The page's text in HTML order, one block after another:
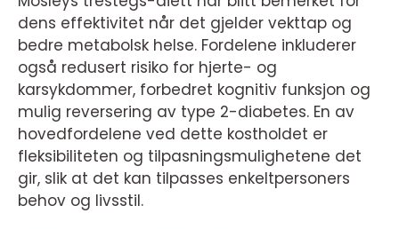
dens effektivitet når det gjelder vekttap og
bedre metabolsk helse. Fordelene inkluderer
også redusert risiko for hjerte- og
karsykdommer, forbedret kognitiv funksjon og
mulig reversering av type 2-diabetes. En av
hovedfordelene ved dette kostholdet er
fleksibiliteten og tilpasningsmulighetene det
gir, slik at det kan tilpasses enkeltpersoners
behov og livsstil.